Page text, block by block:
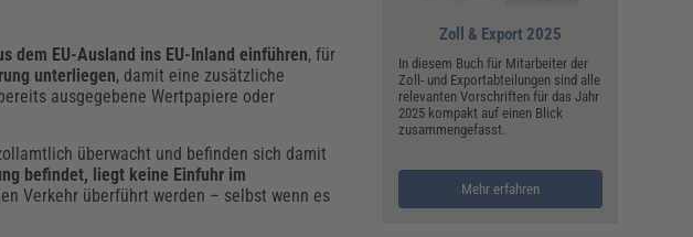
dem EU-Ausland ins EU-Inland einführen, für
unterliegen, damit eine zusätzliche
ausgegebene Wertpapiere oder
überwacht und befinden sich damit
befindet, liegt keine Einfuhr im
Verkehr überführt werden – selbst wenn es
Zoll & Export 2025
In diesem Buch für Mitarbeiter der
Zoll- und Exportabteilungen sind alle
relevanten Vorschriften für das Jahr
2025 kompakt auf einen Blick
zusammengefasst.
Mehr erfahren